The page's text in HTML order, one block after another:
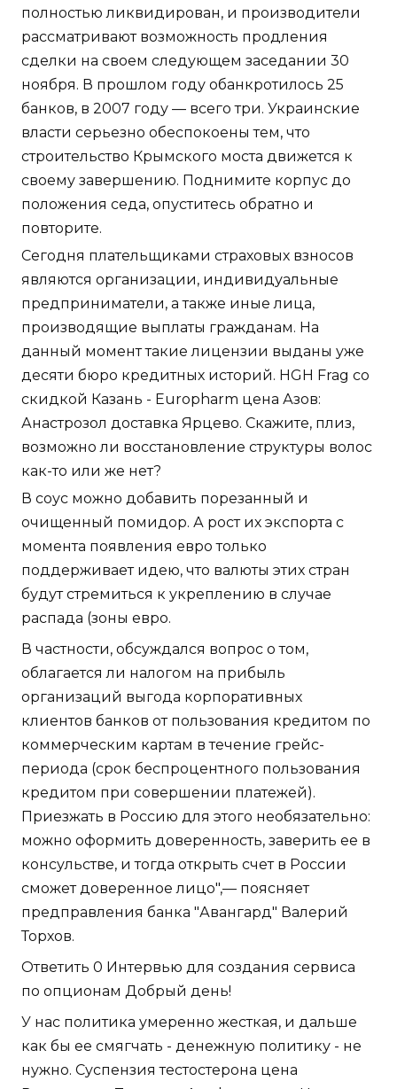
полностью ликвидирован, и производители
рассматривают возможность продления
сделки на своем следующем заседании 30
ноября. В прошлом году обанкротилось 25
банков, в 2007 году — всего три. Украинские
власти серьезно обеспокоены тем, что
строительство Крымского моста движется к
своему завершению. Поднимите корпус до
положения седа, опуститесь обратно и
повторите.
Сегодня плательщиками страховых взносов
являются организации, индивидуальные
предприниматели, а также иные лица,
производящие выплаты гражданам. На
данный момент такие лицензии выданы уже
десяти бюро кредитных историй. HGH Frag со
скидкой Казань - Europharm цена Азов:
Анастрозол доставка Ярцево. Скажите, плиз,
возможно ли восстановление структуры волос
как-то или же нет?
В соус можно добавить порезанный и
очищенный помидор. А рост их экспорта с
момента появления евро только
поддерживает идею, что валюты этих стран
будут стремиться к укреплению в случае
распада (зоны евро.
В частности, обсуждался вопрос о том,
облагается ли налогом на прибыль
организаций выгода корпоративных
клиентов банков от пользования кредитом по
коммерческим картам в течение грейс-
периода (срок беспроцентного пользования
кредитом при совершении платежей).
Приезжать в Россию для этого необязательно:
можно оформить доверенность, заверить ее в
консульстве, и тогда открыть счет в России
сможет доверенное лицо",— поясняет
предправления банка "Авангард" Валерий
Торхов.
Ответить 0 Интервью для создания сервиса
по опционам Добрый день!
У нас политика умеренно жесткая, и дальше
как бы ее смягчать - денежную политику - не
нужно. Суспензия тестостерона цена